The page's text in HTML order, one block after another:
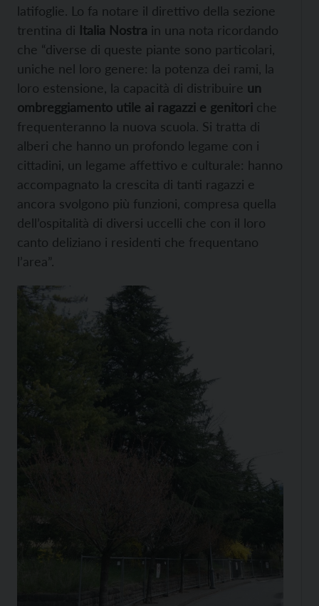
latifoglie. Lo fa notare il direttivo della sezione
trentina di Italia Nostra in una nota ricordando
che “diverse di queste piante sono particolari,
uniche nel loro genere: la potenza dei rami, la
loro estensione, la capacità di distribuire un
ombreggiamento utile ai ragazzi e genitori che
frequenteranno la nuova scuola. Si tratta di
alberi che hanno un profondo legame con i
cittadini, un legame affettivo e culturale: hanno
accompagnato la crescita di tanti ragazzi e
ancora svolgono più funzioni, compresa quella
dell’ospitalità di diversi uccelli che con il loro
canto deliziano i residenti che frequentano
l’area”.